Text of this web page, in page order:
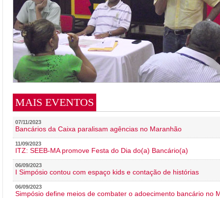
MAIS EVENTOS
07/11/2023
Bancários da Caixa paralisam agências no Maranhão
11/09/2023
ITZ: SEEB-MA promove Festa do Dia do(a) Bancário(a)
06/09/2023
I Simpósio contou com espaço kids e contação de histórias
06/09/2023
Simpósio define meios de combater o adoecimento bancário no